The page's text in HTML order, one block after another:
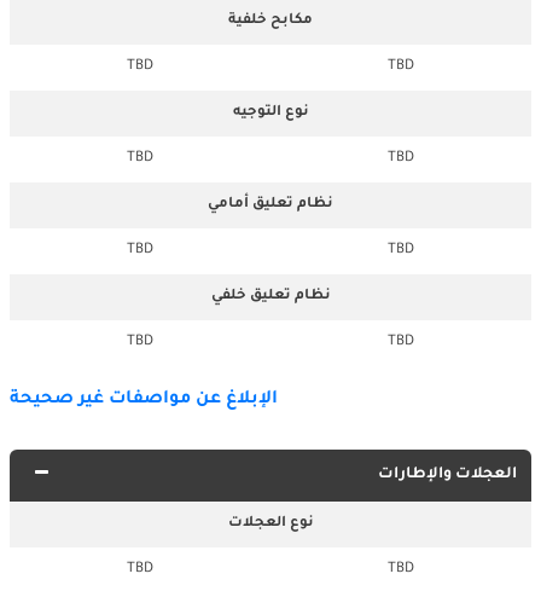
مكابح خلفية
TBD
TBD
نوع التوجيه
TBD
TBD
نظام تعليق أمامي
TBD
TBD
نظام تعليق خلفي
TBD
TBD
الإبلاغ عن مواصفات غير صحيحة
العجلات والإطارات
نوع العجلات
TBD
TBD